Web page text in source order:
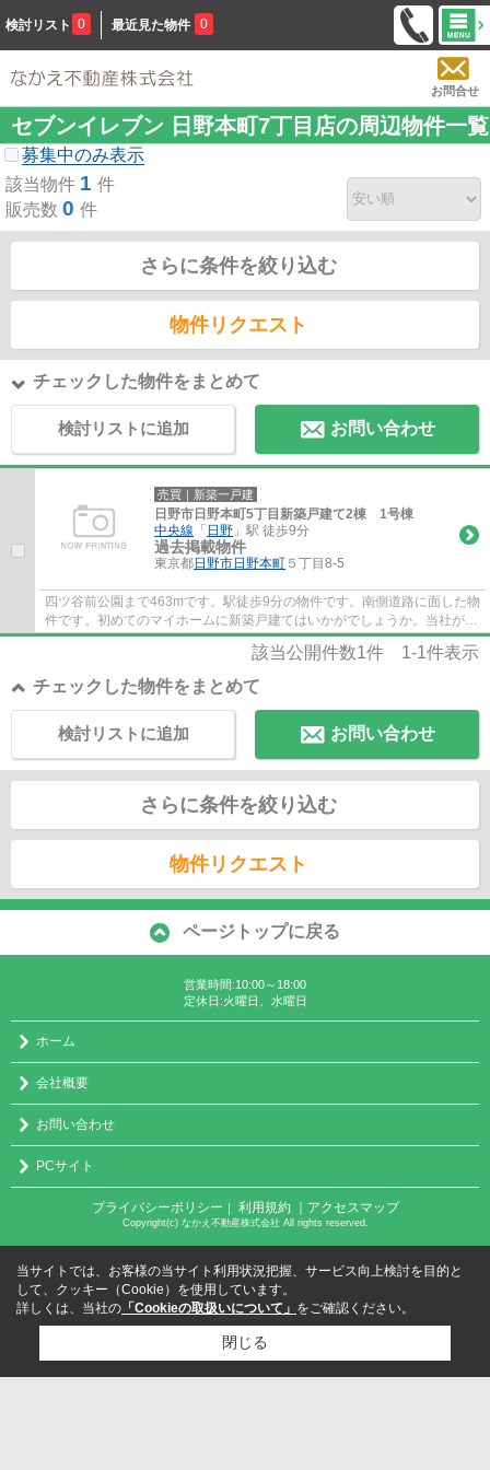
検討リスト 0 最近見た物件 0
お問合せ
セブンイレブン 日野本町7丁目店の周辺物件一覧
募集中のみ表示
該当物件 1 件
販売数 0 件
さらに条件を絞り込む
物件リクエスト
チェックした物件をまとめて
検討リストに追加 お問い合わせ
売買｜新築一戸建
日野市日野本町5丁目新築戸建て2棟 1号棟
中央線 「 日野 」駅 徒歩9分
過去掲載物件
東京都日野市日野本町 ５丁目8-5
四ツ谷前公園まで463mです。駅徒歩9分の物件です。南側道路に面した物
件です。初めてのマイホームに新築戸建てはいかがでしょうか。当社が扱
う日野市エリアの不動産情報なら、お客様も...
該当公開件数1件 1-1件表示
チェックした物件をまとめて
お問い合わせ
検討リストに追加
さらに条件を絞り込む
物件リクエスト
ページトップに戻る
営業時間:10:00～18:00
定休日:火曜日、水曜日
ホーム
会社概要
お問い合わせ
PCサイト
プライバシーポリシー ｜ 利用規約 ｜アクセスマップ
Copyright(c) なかえ不動産株式会社 All rights reserved.
当サイトでは、お客様の当サイト利用状況把握、サービス向上検討を目的と
して、クッキー（Cookie）を使用しています。
詳しくは、当社の 「Cookieの取扱いについて」 をご確認ください。
閉じる